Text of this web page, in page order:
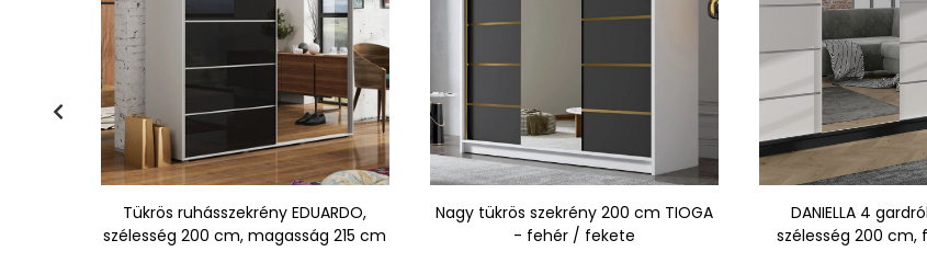
Tükrös ruhásszekrény EDUARDO,
szélesség 200 cm, magasság 215 cm
Nagy tükrös szekrény 200 cm TIOGA
- fehér / fekete
DANIELLA 4
szélesség 200